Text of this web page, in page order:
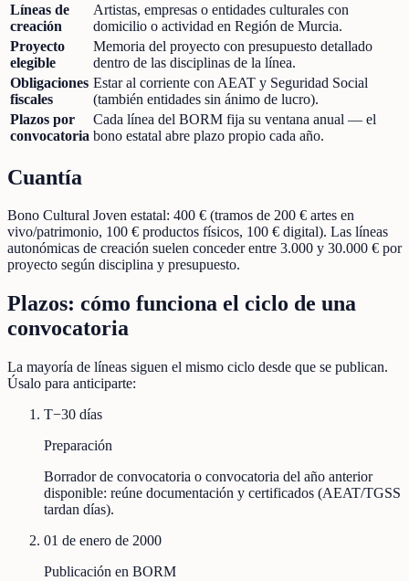
Líneas de
creación
Artistas, empresas o entidades culturales con
domicilio o actividad en Región de Murcia.
Proyecto
elegible
Memoria del proyecto con presupuesto detallado
dentro de las disciplinas de la línea.
Obligaciones
fiscales
Estar al corriente con AEAT y Seguridad Social
(también entidades sin ánimo de lucro).
Plazos por
convocatoria
Cada línea del BORM fija su ventana anual — el
bono estatal abre plazo propio cada año.
Cuantía
Bono Cultural Joven estatal: 400 € (tramos de 200 € artes en
vivo/patrimonio, 100 € productos físicos, 100 € digital). Las líneas
autonómicas de creación suelen conceder entre 3.000 y 30.000 € por
proyecto según disciplina y presupuesto.
Plazos: cómo funciona el ciclo de una
convocatoria
La mayoría de líneas siguen el mismo ciclo desde que se publican.
Úsalo para anticiparte:
T−30 días
Preparación
Borrador de convocatoria o convocatoria del año anterior
disponible: reúne documentación y certificados (AEAT/TGSS
tardan días).
01 de enero de 2000
Publicación en BORM